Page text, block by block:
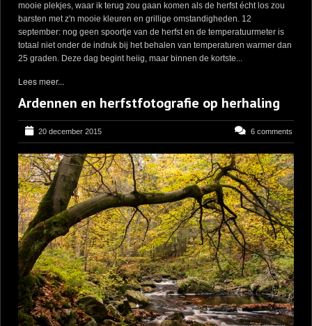
mooie plekjes, waar ik terug zou gaan komen als de herfst écht los zou
barsten met z'n mooie kleuren en grillige omstandigheden. 12
september: nog geen spoortje van de herfst en de temperatuurmeter is
totaal niet onder de indruk bij het behalen van temperaturen warmer dan
25 graden. Deze dag begint heiig, maar binnen de kortste...
Lees meer...
Ardennen en herfstfotografie op herhaling
20 december 2015 6 comments